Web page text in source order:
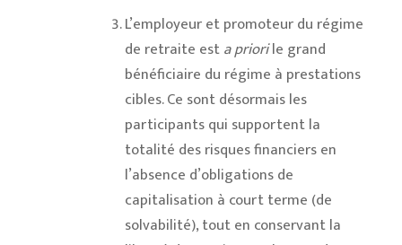
L’employeur et promoteur du régime
de retraite esta priorile grand
bénéficiaire du régime à prestations
cibles. Ce sont désormais les
participants qui supportent la
totalité des risques financiers en
l’absence d’obligations de
capitalisation à court terme (de
solvabilité), tout en conservant la